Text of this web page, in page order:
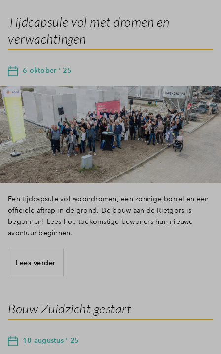
Tijdcapsule vol met dromen en
verwachtingen
6 oktober ' 25
Een tijdcapsule vol woondromen, een zonnige borrel en een
officiële aftrap in de grond. De bouw aan de Rietgors is
begonnen! Lees hoe toekomstige bewoners hun nieuwe
avontuur beginnen.
Lees verder
Bouw Zuidzicht gestart
18 augustus ' 25